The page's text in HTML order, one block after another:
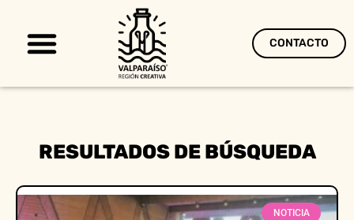
CONTACTO
RESULTADOS DE BÚSQUEDA
NOTICIA